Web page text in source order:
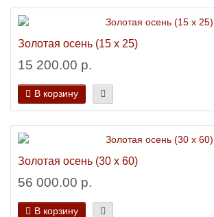
Золотая осень (15 х 25)
15 200.00 р.
В корзину
Золотая осень (30 х 60)
56 000.00 р.
В корзину